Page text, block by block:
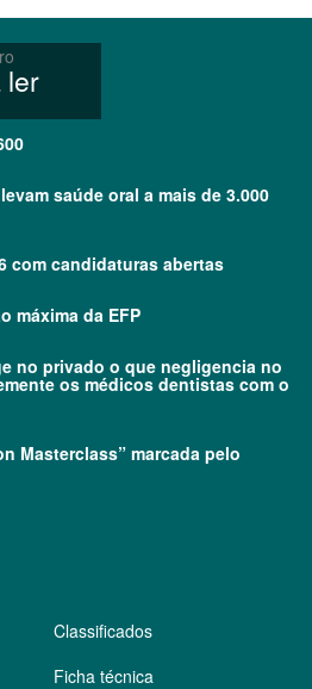
ler
saúde oral a mais de 3.000
com candidaturas abertas
máxima da EFP
no privado o que negligencia no
os médicos dentistas com o
Masterclass” marcada pelo
Classificados
Ficha técnica